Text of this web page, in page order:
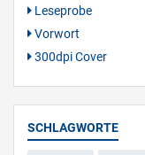
Leseprobe
Vorwort
300dpi Cover
SCHLAGWORTE